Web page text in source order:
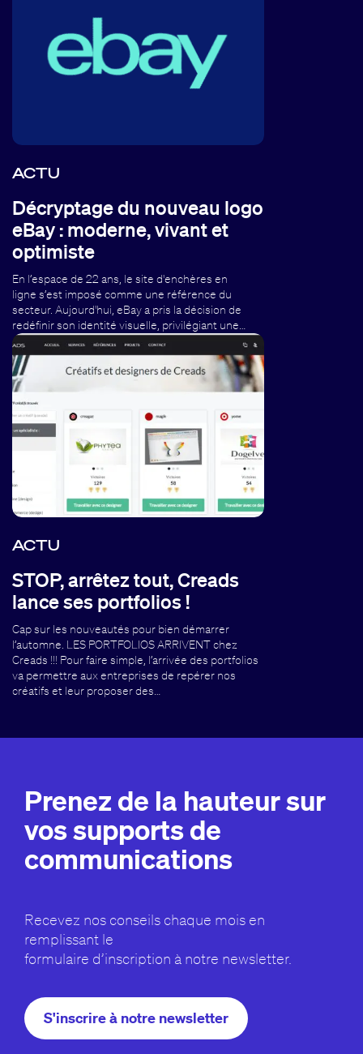
ACTU
Décryptage du nouveau logo
eBay : moderne, vivant et
optimiste
En l’espace de 22 ans, le site d'enchères en
ligne s’est imposé comme une référence du
secteur. Aujourd'hui, eBay a pris la décision de
redéfinir son identité visuelle, privilégiant une…
ACTU
STOP, arrêtez tout, Creads
lance ses portfolios !
Cap sur les nouveautés pour bien démarrer
l’automne. LES PORTFOLIOS ARRIVENT chez
Creads !!! Pour faire simple, l’arrivée des portfolios
va permettre aux entreprises de repérer nos
créatifs et leur proposer des…
Prenez de la hauteur sur
vos supports de
communications
Recevez nos conseils chaque mois en
remplissant le
formulaire d’inscription à notre newsletter.
S'inscrire à notre newsletter